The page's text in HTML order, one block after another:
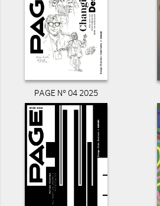
PAGE N° 04 2025